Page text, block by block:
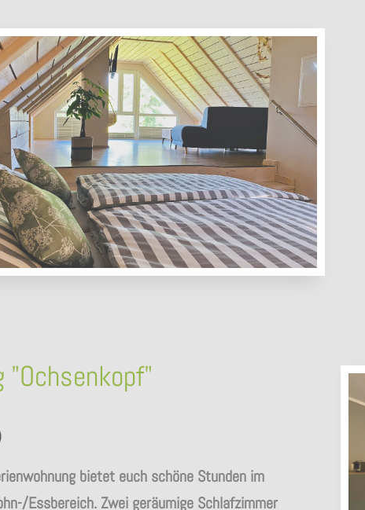
"Ochsenkopf"
bietet euch schöne Stunden im
Essbereich. Zwei geräumige Schlafzimmer